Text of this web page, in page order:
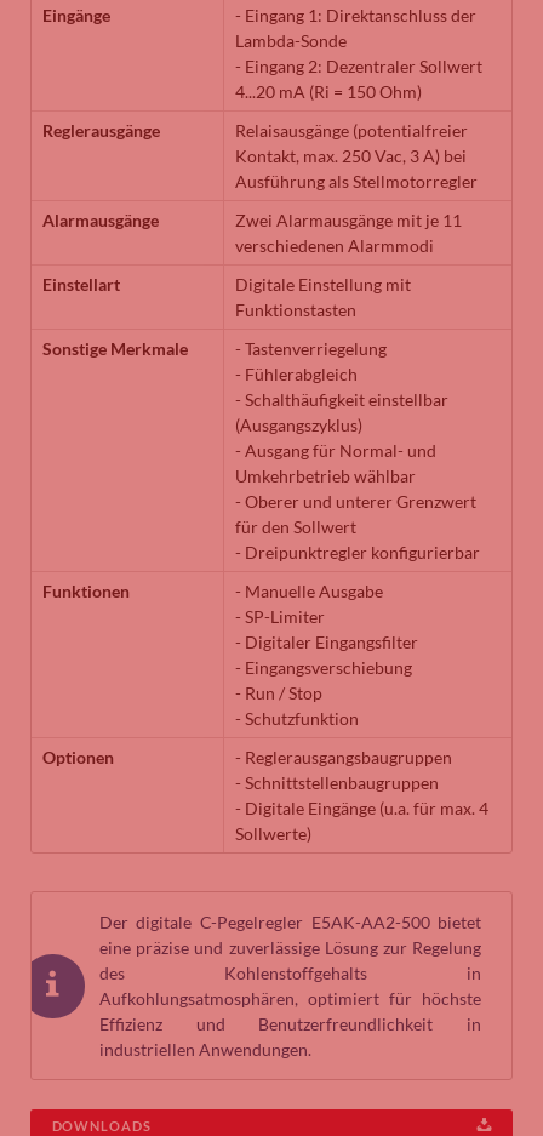
Eingänge
- Eingang 1: Direktanschluss der
Lambda-Sonde
- Eingang 2: Dezentraler Sollwert
4...20 mA (Ri = 150 Ohm)
Reglerausgänge
Relaisausgänge (potentialfreier
Kontakt, max. 250 Vac, 3 A) bei
Ausführung als Stellmotorregler
Alarmausgänge
Zwei Alarmausgänge mit je 11
verschiedenen Alarmmodi
Einstellart
Digitale Einstellung mit
Funktionstasten
Sonstige Merkmale
- Tastenverriegelung
- Fühlerabgleich
- Schalthäufigkeit einstellbar
(Ausgangszyklus)
- Ausgang für Normal- und
Umkehrbetrieb wählbar
- Oberer und unterer Grenzwert
für den Sollwert
- Dreipunktregler konfigurierbar
Funktionen
- Manuelle Ausgabe
- SP-Limiter
- Digitaler Eingangsfilter
- Eingangsverschiebung
- Run / Stop
- Schutzfunktion
Optionen
- Reglerausgangsbaugruppen
- Schnittstellenbaugruppen
- Digitale Eingänge (u.a. für max. 4
Sollwerte)
Der digitale C-Pegelregler E5AK-AA2-500 bietet
eine präzise und zuverlässige Lösung zur Regelung
des Kohlenstoffgehalts in
Aufkohlungsatmosphären, optimiert für höchste
Effizienz und Benutzerfreundlichkeit in
industriellen Anwendungen.
DOWNLOADS